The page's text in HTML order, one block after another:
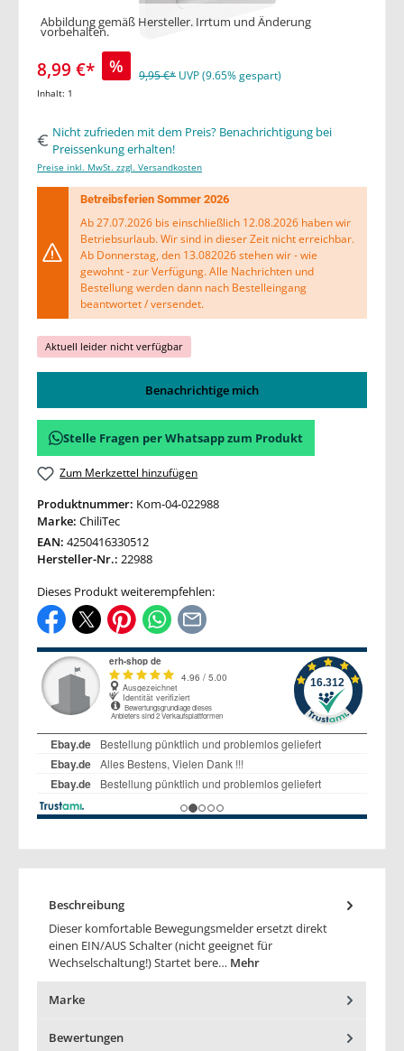
Abbildung gemäß Hersteller. Irrtum und Änderung
vorbehalten.
8,99 €* % 9,95 €* UVP (9.65% gespart)
Inhalt: 1
Nicht zufrieden mit dem Preis? Benachrichtigung bei
Preissenkung erhalten!
Preise inkl. MwSt. zzgl. Versandkosten
Betreibsferien Sommer 2026
Ab 27.07.2026 bis einschließlich 12.08.2026 haben wir
Betriebsurlaub. Wir sind in dieser Zeit nicht erreichbar.
Ab Donnerstag, den 13.082026 stehen wir - wie
gewohnt - zur Verfügung. Alle Nachrichten und
Bestellung werden dann nach Bestelleingang
beantwortet / versendet.
Aktuell leider nicht verfügbar
Benachrichtige mich
Stelle Fragen per Whatsapp zum Produkt
Zum Merkzettel hinzufügen
Produktnummer: Kom-04-022988
Marke: ChiliTec
EAN: 4250416330512
Hersteller-Nr.: 22988
Dieses Produkt weiterempfehlen:
Beschreibung
Dieser komfortable Bewegungsmelder ersetzt direkt
einen EIN/AUS Schalter (nicht geeignet für
Wechselschaltung!) Startet bere… Mehr
Marke
Bewertungen